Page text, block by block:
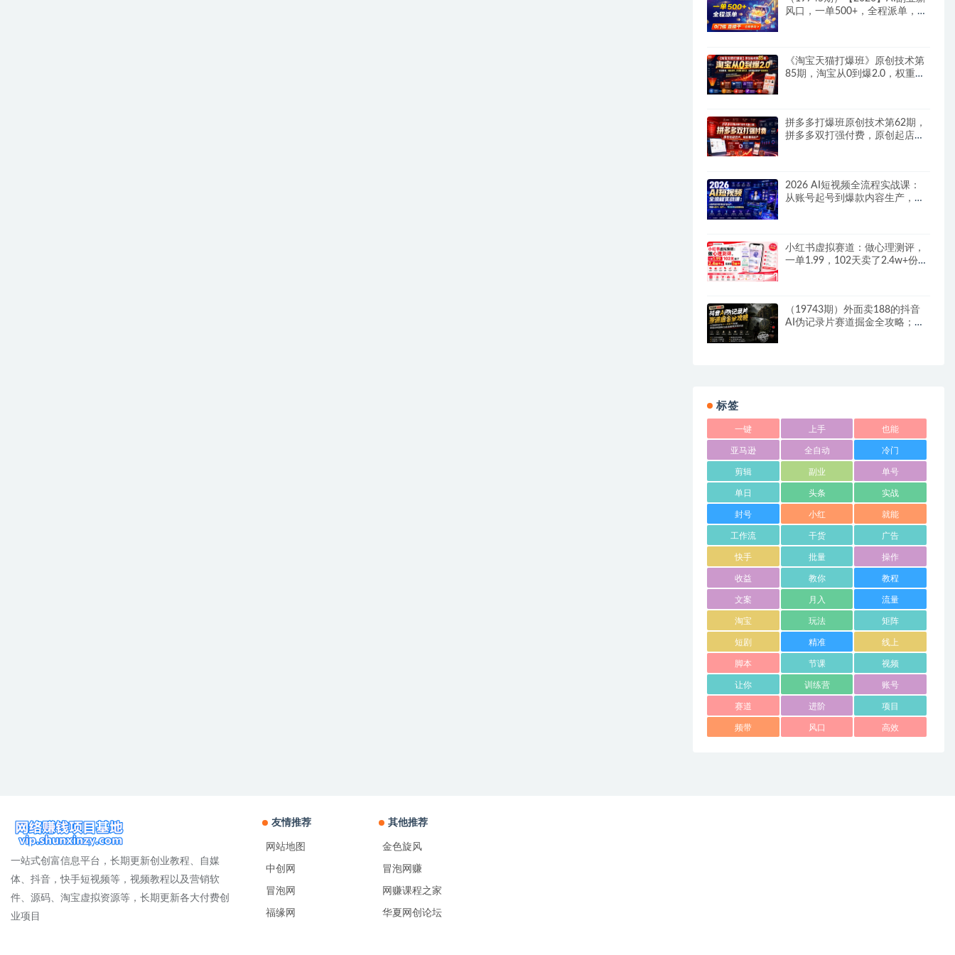
风口，一单500+，全程派单，0
《淘宝天猫打爆班》原创技术第
85期，淘宝从0到爆2.0，权重搭
拼多多打爆班原创技术第62期，
拼多多双打强付费，原创起店技
2026 AI短视频全流程实战课：
从账号起号到爆款内容生产，掌
小红书虚拟赛道：做心理测评，
一单1.99，102天卖了2.4w+份，
（19743期）外面卖188的抖音
AI伪记录片赛道掘金全攻略；从
标签
一键 上手 也能
亚马逊 全自动 冷门
剪辑 副业 单号
单日 头条 实战
封号 小红 就能
工作流 干货 广告
快手 批量 操作
收益 教你 教程
文案 月入 流量
淘宝 玩法 矩阵
短剧 精准 线上
脚本 节课 视频
让你 训练营 账号
赛道 进阶 项目
频带 风口 高效
一站式创富信息平台，长期更新创业教程、自媒
体、抖音，快手短视频等，视频教程以及营销软
件、源码、淘宝虚拟资源等，长期更新各大付费创
业项目
友情推荐
网站地图
中创网
冒泡网
福缘网
其他推荐
金色旋风
冒泡网赚
网赚课程之家
华夏网创论坛